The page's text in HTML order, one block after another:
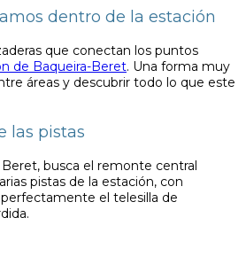
dentro de la estación
que conectan los puntos
de Baqueira-Beret. Una forma muy
áreas y descubrir todo lo que este
las pistas
busca el remonte central
pistas de la estación, con
el telesilla de